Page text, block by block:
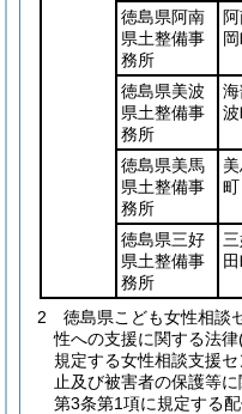
徳島県阿南
県土整備事
務所
徳島県美波
県土整備事
務所
徳島県美馬
県土整備事
務所
町
徳島県三好
県土整備事
務所
2
徳島県こども女性相談
性への支援に関する法律
規定する女性相談支援
止及び被害者の保護等
第3条第1項に規定する